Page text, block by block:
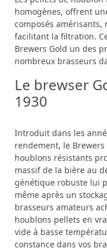
homogènes, offrent
composés amérisants,
facilitant la filtration.
Brewers Gold un des
nombreux brasseurs
Le brewser
1930
Introduit dans les
rendement, le
houblons résistants
massif de la bière au
génétique robuste lui
même après un
brasseurs amateurs
houblons pellets en
vide à basse
constance dans vos